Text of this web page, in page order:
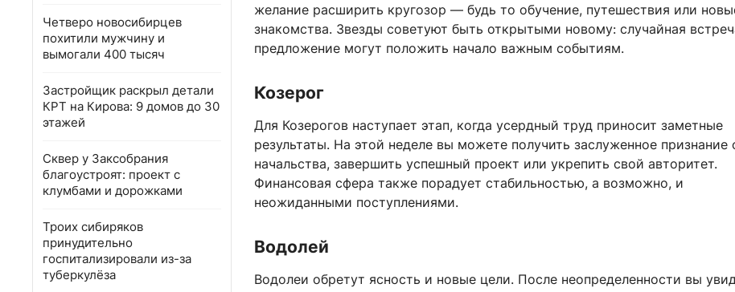
Четверо новосибирцев
похитили мужчину и
вымогали 400 тысяч
Застройщик раскрыл детали
КРТ на Кирова: 9 домов до 30
этажей
Сквер у Заксобрания
благоустроят: проект с
клумбами и дорожками
Троих сибиряков
принудительно
госпитализировали из-за
туберкулёза
желание расширить кругозор — будь то обучение, путешествия или
знакомства. Звезды советуют быть открытыми новому: случайная
предложение могут положить начало важным событиям.
Козерог
Для Козерогов наступает этап, когда усердный труд приносит заметные
результаты. На этой неделе вы можете получить заслуженное признание
начальства, завершить успешный проект или укрепить свой авторитет.
Финансовая сфера также порадует стабильностью, а возможно, и
неожиданными поступлениями.
Водолей
Водолеи обретут ясность и новые цели. После неопределенности вы